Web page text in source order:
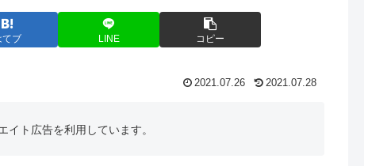
てブ LINE コピー
2021.07.26 2021.07.28
イト広告を利用しています。